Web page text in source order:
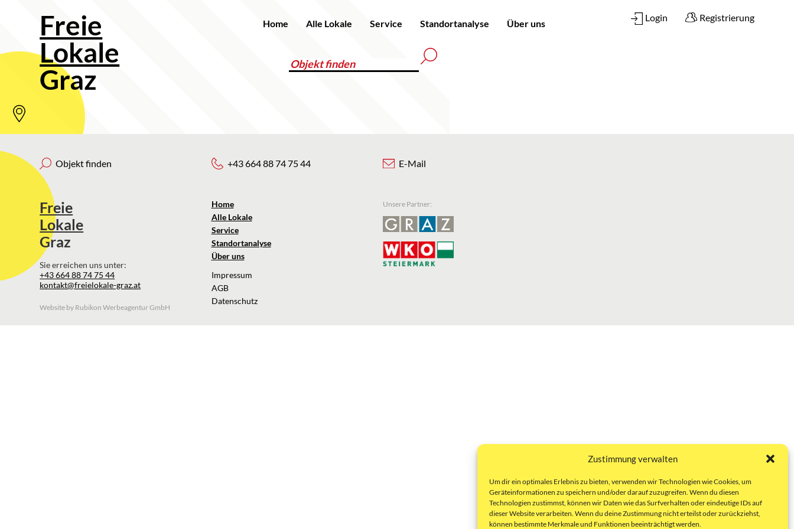
Zustimmung verwalten
Um dir ein optimales Erlebnis zu bieten, verwenden wir Technologien wie Cookies, um
Geräteinformationen zu speichern und/oder darauf zuzugreifen. Wenn du diesen
Technologien zustimmst, können wir Daten wie das Surfverhalten oder eindeutige IDs auf
dieser Website verarbeiten. Wenn du deine Zustimmung nicht erteilst oder zurückziehst,
können bestimmte Merkmale und Funktionen beeinträchtigt werden.
Freie
Lokale
Graz
Home Alle Lokale Service Standortanalyse Über uns
Login Registrierung
Objekt finden
Freie
Lokale
Graz
Sie erreichen uns unter:
+43 664 88 74 75 44
kontakt@freielokale-graz.at
Website by Rubikon Werbeagentur GmbH
+43 664 88 74 75 44
Home
Alle Lokale
Service
Standortanalyse
Über uns
Impressum
AGB
Datenschutz
E-Mail
Unsere Partner: